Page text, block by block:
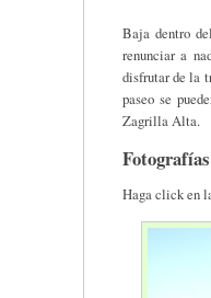
Baja dentro
renunciar a
disfrutar de la
paseo se
Zagrilla Alta.
Fotografías
Haga click en